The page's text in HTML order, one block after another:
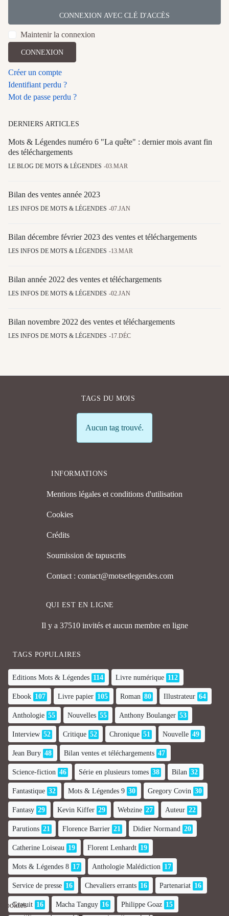
CONNEXION AVEC CLÉ D'ACCÈS
Maintenir la connexion
CONNEXION
Créer un compte
Identifiant perdu ?
Mot de passe perdu ?
DERNIERS ARTICLES
Mots & Légendes numéro 6 "La quête" : dernier mois avant fin
des téléchargements
LE BLOG DE MOTS & LÉGENDES 03.MAR
Bilan des ventes année 2023
LES INFOS DE MOTS & LÉGENDES 07.JAN
Bilan décembre février 2023 des ventes et téléchargements
LES INFOS DE MOTS & LÉGENDES 13.MAR
Bilan année 2022 des ventes et téléchargements
LES INFOS DE MOTS & LÉGENDES 02.JAN
Bilan novembre 2022 des ventes et téléchargements
LES INFOS DE MOTS & LÉGENDES 17.DÉC
TAGS DU MOIS
Info
Aucun tag trouvé.
INFORMATIONS
Mentions légales et conditions d'utilisation
Cookies
Crédits
Soumission de tapuscrits
Contact : contact@motsetlegendes.com
QUI EST EN LIGNE
Il y a 37510 invités et aucun membre en ligne
TAGS POPULAIRES
Editions Mots & Légendes 114 Livre numérique 112
Ebook 107 Livre papier 105 Roman 80 Illustrateur 64
Anthologie 55 Nouvelles 55 Anthony Boulanger 53
Interview 52 Critique 52 Chronique 51 Nouvelle 49
Jean Bury 48 Bilan ventes et téléchargements 47
Science-fiction 46 Série en plusieurs tomes 38 Bilan 32
Fantastique 32 Mots & Légendes 9 30 Gregory Covin 30
Fantasy 29 Kevin Kiffer 29 Webzine 27 Auteur 22
Parutions 21 Florence Barrier 21 Didier Normand 20
Catherine Loiseau 19 Florent Lenhardt 19
Mots & Légendes 8 17 Anthologie Malédiction 17
Service de presse 16 Chevaliers errants 16 Partenariat 16
Gratuit 16 Macha Tanguy 16 Philippe Goaz 15
Cookies